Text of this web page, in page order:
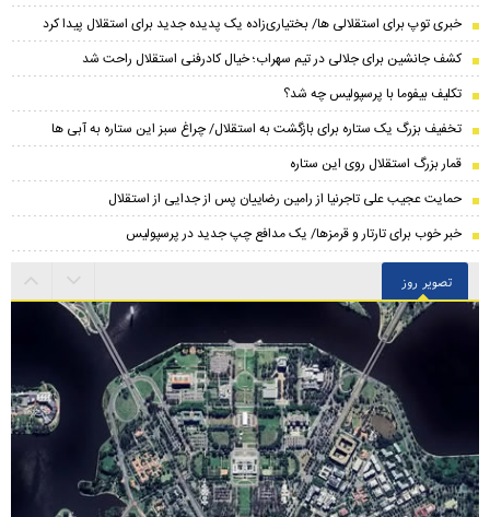
خبری توپ برای استقلالی ها/ بختیاری‌زاده یک پدیده جدید برای استقلال پیدا کرد
کشف جانشین برای جلالی در تیم سهراب؛ خیال کادرفنی استقلال راحت شد
تکلیف بیفوما با پرسپولیس چه شد؟
تخفیف بزرگ یک ستاره برای بازگشت به استقلال/ چراغ سبز این ستاره به آبی ها
قمار بزرگ استقلال روی این ستاره
حمایت عجیب علی تاجرنیا از رامین رضاییان پس از جدایی از استقلال
خبر خوب برای تارتار و قرمزها/ یک مدافع چپ جدید در پرسپولیس
تصویر روز